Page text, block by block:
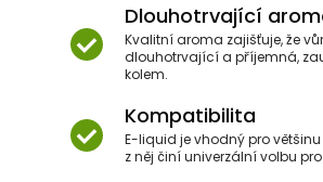
Dlouhotrvající
Kvalitní aroma zajišťuje, že
dlouhotrvající a příjemná,
kolem.
Kompatibilita
E-liquid je vhodný pro
z něj činí univerzální volbu